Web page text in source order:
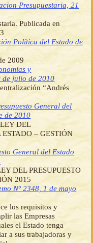
Presupuestaria, 21
Publicada en
Política del Estado de
2009
y
de julio de 2010
“Andrés
General del
de 2010
DEL
ESTADO – GESTIÓN
General del Estado
DEL PRESUPUESTO
2015
Nº 2348, 1 de mayo
los requisitos y
las Empresas
el Estado tenga
a sus trabajadoras y